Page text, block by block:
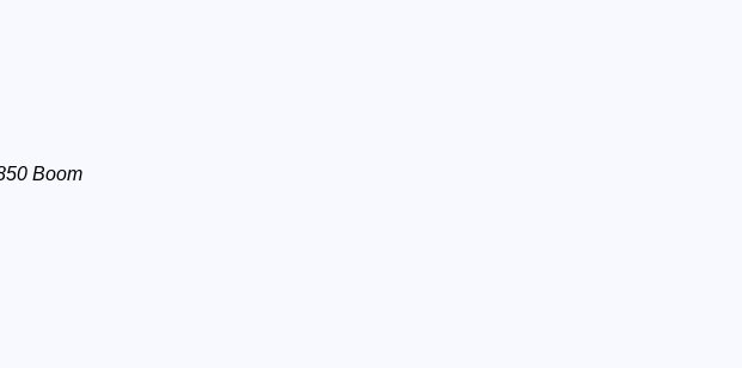
Boom